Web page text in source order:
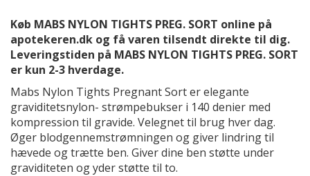
Køb MABS NYLON TIGHTS PREG. SORT online på
apotekeren.dk og få varen tilsendt direkte til dig.
Leveringstiden på MABS NYLON TIGHTS PREG. SORT
er kun 2-3 hverdage.
Mabs Nylon Tights Pregnant Sort er elegante
graviditetsnylon- strømpebukser i 140 denier med
kompression til gravide. Velegnet til brug hver dag.
Øger blodgennemstrømningen og giver lindring til
hævede og trætte ben. Giver dine ben støtte under
graviditeten og yder støtte til to.